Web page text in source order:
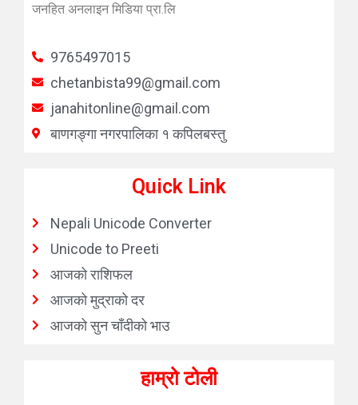
जनहित अनलाइन मिडिया प्रा.लि
9765497015
chetanbista99@gmail.com
janahitonline@gmail.com
बाणगङ्गा नगरपालिका १ कपिलबस्तु
Quick Link
Nepali Unicode Converter
Unicode to Preeti
आजको राशिफल
आजको मुद्राको दर
आजको सुन चाँदीको भाउ
हाम्रो टोली